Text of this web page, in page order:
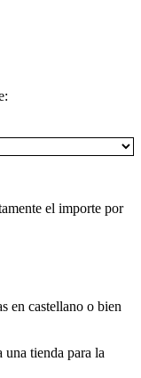
el importe por
en castellano o bien
una tienda para la